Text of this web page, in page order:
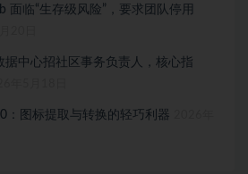
临“生存级风险”，要求团队停用
据中心招社区事务负责人，核心指
：图标提取与转换的轻巧利器